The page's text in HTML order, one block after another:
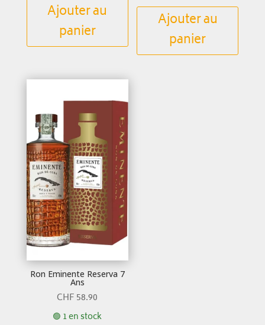
Ajouter au
panier
Ajouter au
panier
Ron Eminente Reserva 7
Ans
CHF 58.90
🟢 1 en stock